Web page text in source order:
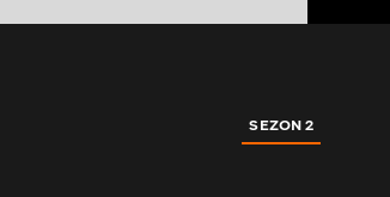
SEZON 2